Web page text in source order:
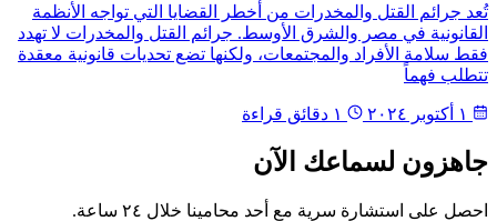
تُعد جرائم القتل والمخدرات من أخطر القضايا التي تواجه الأنظمة
القانونية في مصر والشرق الأوسط. جرائم القتل والمخدرات لا تهدد
فقط سلامة الأفراد والمجتمعات، ولكنها تضع تحديات قانونية معقدة
تتطلب فهماً
١ أكتوبر ٢٠٢٤ ١ دقائق قراءة
جاهزون لسماعك الآن
احصل على استشارة سرية مع أحد محامينا خلال ٢٤ ساعة.